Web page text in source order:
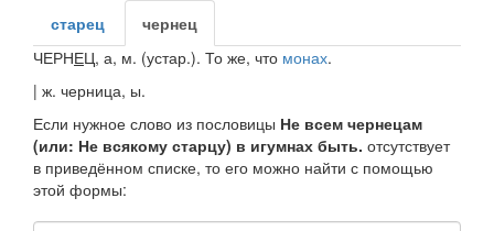
старец
чернец
ЧЕРНЕЦ, а, м. (устар.). То же, что монах.
| ж. черница, ы.
Если нужное слово из пословицы Не всем чернецам
(или: Не всякому старцу) в игумнах быть. отсутствует
в приведённом списке, то его можно найти с помощью
этой формы: